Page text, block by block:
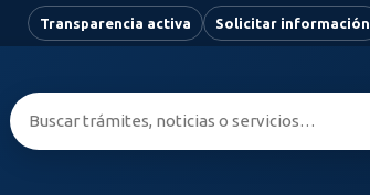
Transparencia activa Solicitar información
Buscar: